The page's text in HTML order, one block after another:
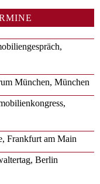
München, München
Frankfurt am Main
Berlin